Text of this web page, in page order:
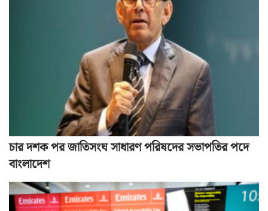
চার দশক পর জাতিসংঘ সাধারণ পরিষদের সভাপতির পদে
বাংলাদেশ